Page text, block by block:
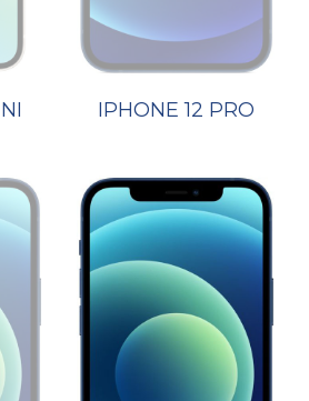
IPHONE 12 PRO